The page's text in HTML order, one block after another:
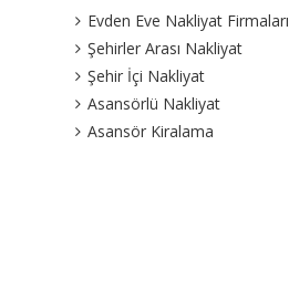
Evden Eve Nakliyat Firmaları
Şehirler Arası Nakliyat
Şehir İçi Nakliyat
Asansörlü Nakliyat
Asansör Kiralama